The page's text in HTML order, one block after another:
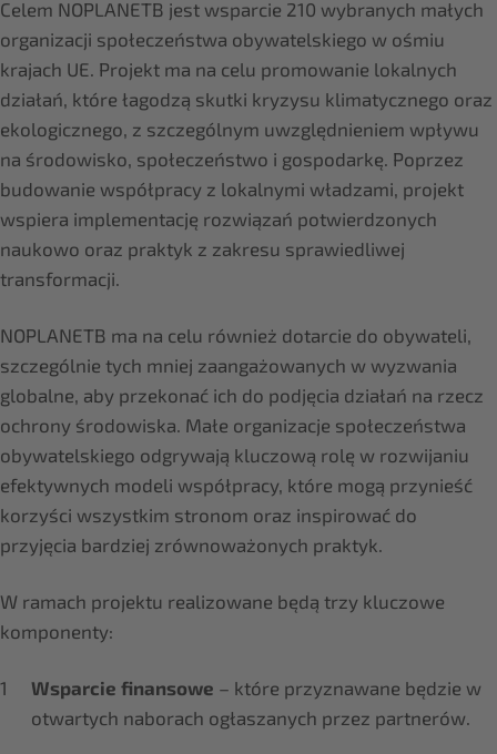
Celem NOPLANETB jest wsparcie 210 wybranych małych
organizacji społeczeństwa obywatelskiego w ośmiu
krajach UE. Projekt ma na celu promowanie lokalnych
działań, które łagodzą skutki kryzysu klimatycznego oraz
ekologicznego, z szczególnym uwzględnieniem wpływu
na środowisko, społeczeństwo i gospodarkę. Poprzez
budowanie współpracy z lokalnymi władzami, projekt
wspiera implementację rozwiązań potwierdzonych
naukowo oraz praktyk z zakresu sprawiedliwej
transformacji.
NOPLANETB ma na celu również dotarcie do obywateli,
szczególnie tych mniej zaangażowanych w wyzwania
globalne, aby przekonać ich do podjęcia działań na rzecz
ochrony środowiska. Małe organizacje społeczeństwa
obywatelskiego odgrywają kluczową rolę w rozwijaniu
efektywnych modeli współpracy, które mogą przynieść
korzyści wszystkim stronom oraz inspirować do
przyjęcia bardziej zrównoważonych praktyk.
W ramach projektu realizowane będą trzy kluczowe
komponenty:
Wsparcie finansowe – które przyznawane będzie w
otwartych naborach ogłaszanych przez partnerów.